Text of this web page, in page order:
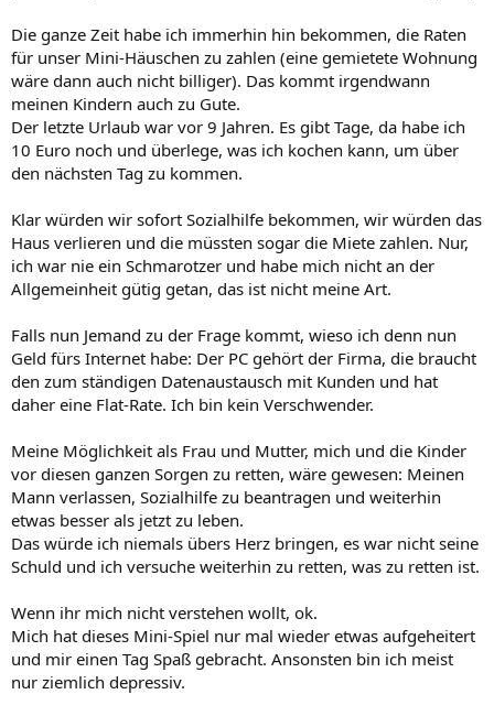
Die ganze Zeit habe ich immerhin hin bekommen, die Raten
für unser Mini-Häuschen zu zahlen (eine gemietete Wohnung
wäre dann auch nicht billiger). Das kommt irgendwann
meinen Kindern auch zu Gute.
Der letzte Urlaub war vor 9 Jahren. Es gibt Tage, da habe ich
10 Euro noch und überlege, was ich kochen kann, um über
den nächsten Tag zu kommen.
Klar würden wir sofort Sozialhilfe bekommen, wir würden das
Haus verlieren und die müssten sogar die Miete zahlen. Nur,
ich war nie ein Schmarotzer und habe mich nicht an der
Allgemeinheit gütig getan, das ist nicht meine Art.
Falls nun Jemand zu der Frage kommt, wieso ich denn nun
Geld fürs Internet habe: Der PC gehört der Firma, die braucht
den zum ständigen Datenaustausch mit Kunden und hat
daher eine Flat-Rate. Ich bin kein Verschwender.
Meine Möglichkeit als Frau und Mutter, mich und die Kinder
vor diesen ganzen Sorgen zu retten, wäre gewesen: Meinen
Mann verlassen, Sozialhilfe zu beantragen und weiterhin
etwas besser als jetzt zu leben.
Das würde ich niemals übers Herz bringen, es war nicht seine
Schuld und ich versuche weiterhin zu retten, was zu retten ist.
Wenn ihr mich nicht verstehen wollt, ok.
Mich hat dieses Mini-Spiel nur mal wieder etwas aufgeheitert
und mir einen Tag Spaß gebracht. Ansonsten bin ich meist
nur ziemlich depressiv.